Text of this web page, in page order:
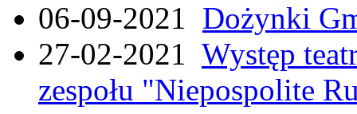
06-09-2021 Dożynki
27-02-2021 Występ
zespołu "Niepospolite